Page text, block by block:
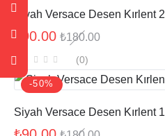
Siyah Versace Desen Kırlent 2
₺180.00
₺ 90.00
(0)
-50%
Siyah Versace Desen Kırlent 1